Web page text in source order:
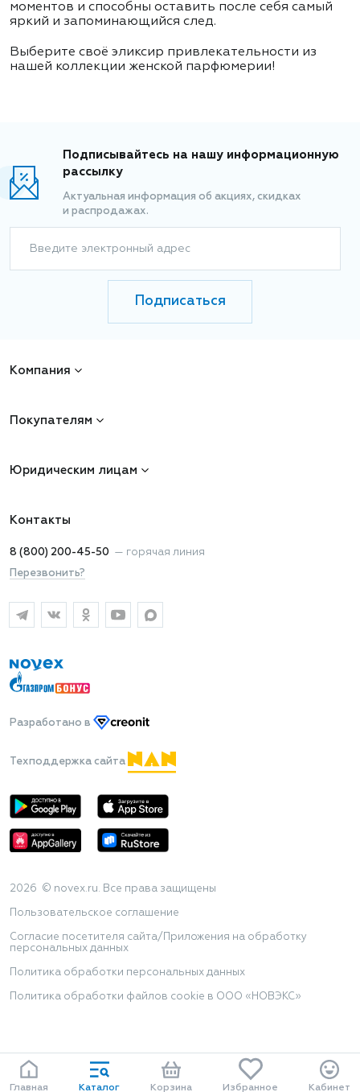
моментов и способны оставить после себя самый
яркий и запоминающийся след.
Выберите своё эликсир привлекательности из
нашей коллекции женской парфюмерии!
Подписывайтесь на нашу информационную
рассылку
Актуальная информация об акциях, скидках
и распродажах.
Введите электронный адрес
Подписаться
Компания
Покупателям
Юридическим лицам
Контакты
8 (800) 200-45-50 — горячая линия
Перезвонить?
Разработано в
Техподдержка сайта
2026 © novex.ru. Все права защищены
Пользовательское соглашение
Согласие посетителя сайта/Приложения на обработку
персональных данных
Политика обработки персональных данных
Политика обработки файлов cookie в ООО «НОВЭКС»
Главная Каталог Корзина Избранное Кабинет